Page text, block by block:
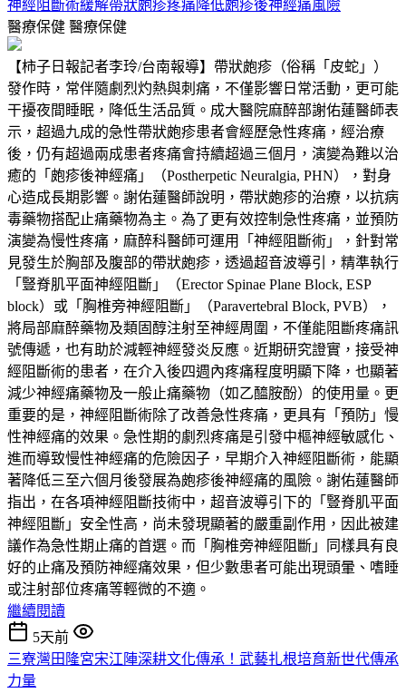
神經阻斷術緩解帶狀皰疹疼痛降低皰疹後神經痛風險
醫療保健 醫療保健
【柿子日報記者李玲/台南報導】帶狀皰疹（俗稱「皮蛇」）
發作時，常伴隨劇烈灼熱與刺痛，不僅影響日常活動，更可能
干擾夜間睡眠，降低生活品質。成大醫院麻醉部謝佑蓮醫師表
示，超過九成的急性帶狀皰疹患者會經歷急性疼痛，經治療
後，仍有超過兩成患者疼痛會持續超過三個月，演變為難以治
癒的「皰疹後神經痛」（Postherpetic Neuralgia, PHN），對身
心造成長期影響。謝佑蓮醫師說明，帶狀皰疹的治療，以抗病
毒藥物搭配止痛藥物為主。為了更有效控制急性疼痛，並預防
演變為慢性疼痛，麻醉科醫師可運用「神經阻斷術」，針對常
見發生於胸部及腹部的帶狀皰疹，透過超音波導引，精準執行
「豎脊肌平面神經阻斷」（Erector Spinae Plane Block, ESP
block）或「胸椎旁神經阻斷」（Paravertebral Block, PVB），
將局部麻醉藥物及類固醇注射至神經周圍，不僅能阻斷疼痛訊
號傳遞，也有助於減輕神經發炎反應。近期研究證實，接受神
經阻斷術的患者，在介入後四週內疼痛程度明顯下降，也顯著
減少神經痛藥物及一般止痛藥物（如乙醯胺酚）的使用量。更
重要的是，神經阻斷術除了改善急性疼痛，更具有「預防」慢
性神經痛的效果。急性期的劇烈疼痛是引發中樞神經敏感化、
進而導致慢性神經痛的危險因子，早期介入神經阻斷術，能顯
著降低三至六個月後發展為皰疹後神經痛的風險。謝佑蓮醫師
指出，在各項神經阻斷技術中，超音波導引下的「豎脊肌平面
神經阻斷」安全性高，尚未發現顯著的嚴重副作用，因此被建
議作為急性期止痛的首選。而「胸椎旁神經阻斷」同樣具有良
好的止痛及預防神經痛效果，但少數患者可能出現頭暈、嗜睡
或注射部位疼痛等輕微的不適。
繼續閱讀
5天前
三寮灣田隆宮宋江陣深耕文化傳承！武藝扎根培育新世代傳承
力量